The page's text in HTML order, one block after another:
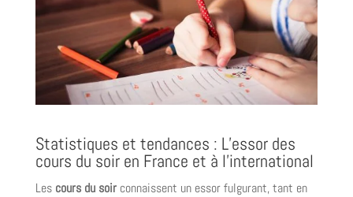
Statistiques et tendances : L’essor des
cours du soir en France et à l’international
Les cours du soirconnaissent un essor fulgurant, tant en